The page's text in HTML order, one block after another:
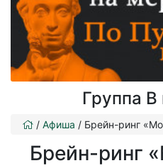
Группа В
/ Афиша / Брейн-ринг
Брейн-ринг